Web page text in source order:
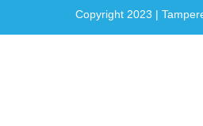
Copyright 2023 |